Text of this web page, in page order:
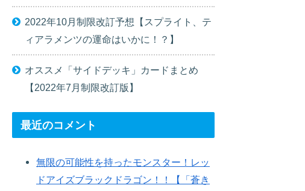
2022年10月制限改訂予想【スプライト、テ
ィアラメンツの運命はいかに！？】
オススメ「サイドデッキ」カードまとめ
【2022年7月制限改訂版】
最近のコメント
無限の可能性を持ったモンスター！レッ
ドアイズブラックドラゴン！！【「蒼き